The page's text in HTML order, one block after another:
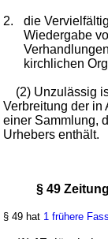
2.
die
Wiedergabe
kirchlichen
(2) Unzulässig
Verbreitung der in
einer Sammlung,
Urhebers enthält.
§ 49
§ 49 hat 1 frühere